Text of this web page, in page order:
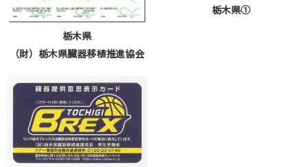
栃木県
（財）栃木県臓器移植推進協会
栃木県①